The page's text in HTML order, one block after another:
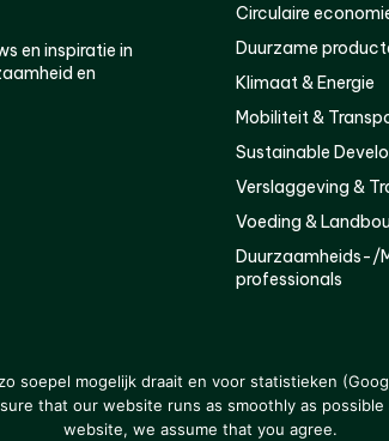
en inspiratie in
en
Circulaire
Duurzame
Klimaat & Energie
Mobiliteit &
Sustainable
Verslaggeving &
Voeding &
Duurzaamheids-/
professionals
soepel mogelijk draait en voor statistieken
that our website runs as smoothly as
website, we assume that you agree.